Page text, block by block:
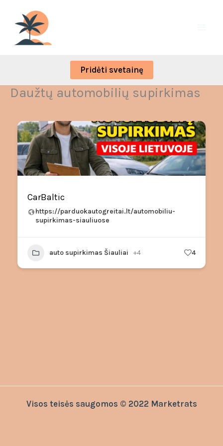
content
Pridėti svetainę
Daužtų automobilių supirkimas
CarBaltic
https://parduokautogreitai.lt/automobiliu-
supirkimas-siauliuose
auto supirkimas Šiauliai +4 4
Visos teisės saugomos © 2022 Marketrats